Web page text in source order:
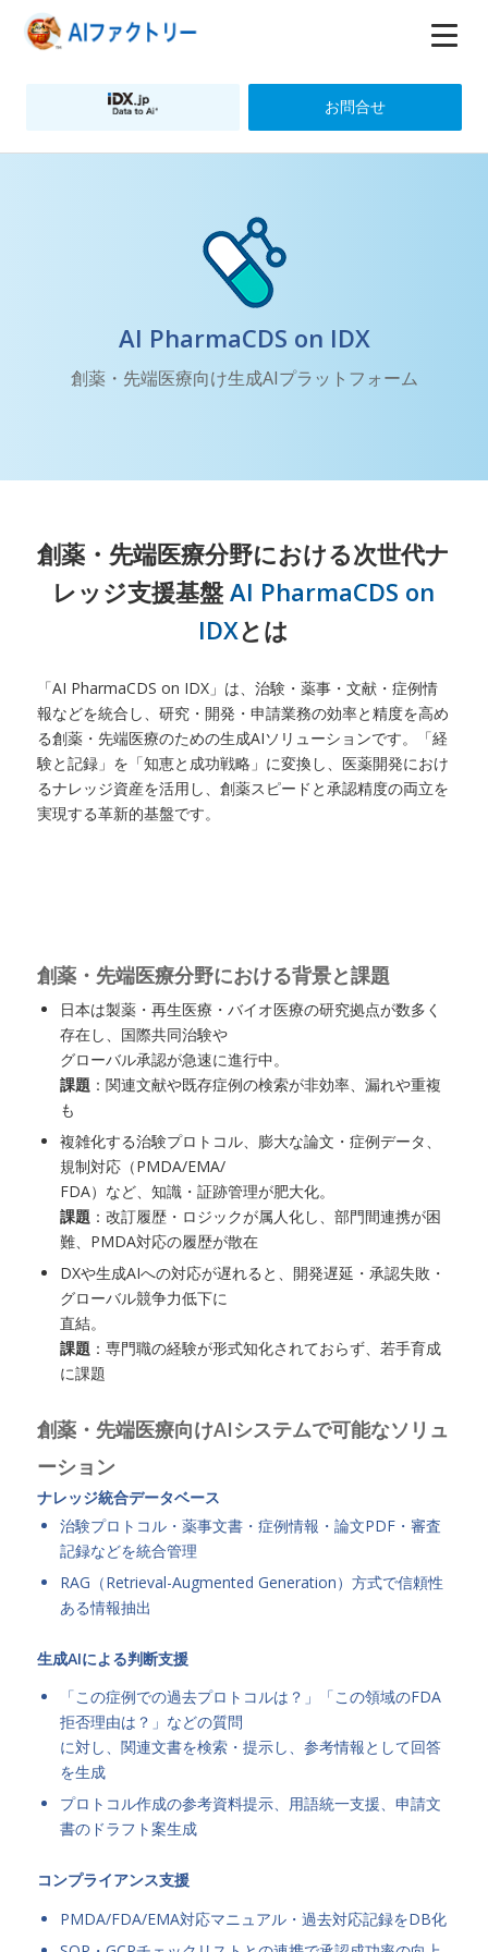
お問合せ
AI PharmaCDS on IDX
創薬・先端医療向け生成AIプラットフォーム
創薬・先端医療分野における次世代ナ
レッジ支援基盤AI PharmaCDS on
IDXとは
「AI PharmaCDS on IDX」は、治験・薬事・文献・症例情
報などを統合し、研究・開発・申請業務の効率と精度を高め
る創薬・先端医療のための生成AIソリューションです。「経
験と記録」を「知恵と成功戦略」に変換し、医薬開発におけ
るナレッジ資産を活用し、創薬スピードと承認精度の両立を
実現する革新的基盤です。
創薬・先端医療分野における背景と課題
日本は製薬・再生医療・バイオ医療の研究拠点が数多く
存在し、国際共同治験や
グローバル承認が急速に進行中。
課題 ：関連文献や既存症例の検索が非効率、漏れや重複
も
複雑化する治験プロトコル、膨大な論文・症例データ、
規制対応（PMDA/EMA/
FDA）など、知識・証跡管理が肥大化。
課題 ：改訂履歴・ロジックが属人化し、部門間連携が困
難、PMDA対応の履歴が散在
DXや生成AIへの対応が遅れると、開発遅延・承認失敗・
グローバル競争力低下に
直結。
課題 ：専門職の経験が形式知化されておらず、若手育成
に課題
創薬・先端医療向けAIシステムで可能なソリュ
ーション
ナレッジ統合データベース
治験プロトコル・薬事文書・症例情報・論文PDF・審査
記録などを統合管理
RAG（Retrieval-Augmented Generation）方式で信頼性
ある情報抽出
生成AIによる判断支援
「この症例での過去プロトコルは？」「この領域のFDA
拒否理由は？」などの質問
に対し、関連文書を検索・提示し、参考情報として回答
を生成
プロトコル作成の参考資料提示、用語統一支援、申請文
書のドラフト案生成
コンプライアンス支援
PMDA/FDA/EMA対応マニュアル・過去対応記録をDB化